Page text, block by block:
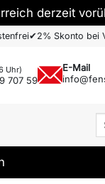
derzeit
✔2% Skonto bei
Uhr)
707 59
E-Mail